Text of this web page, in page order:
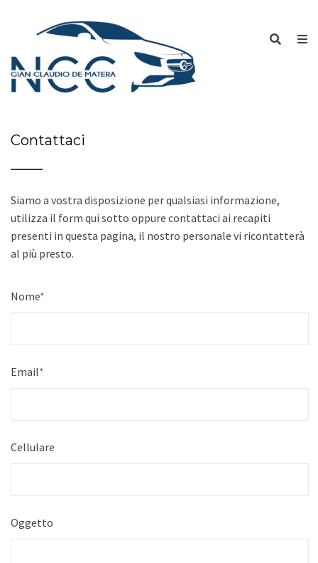
Contattaci
Siamo a vostra disposizione per qualsiasi informazione,
utilizza il form qui sotto oppure contattaci ai recapiti
presenti in questa pagina, il nostro personale vi ricontatterà
al più presto.
Nome*
Email*
Cellulare
Oggetto